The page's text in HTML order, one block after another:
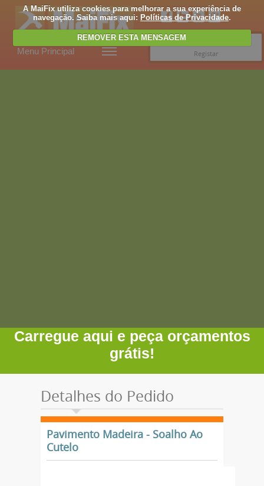
A MaiFix utiliza cookies para melhorar a sua experiência de
navegação. Saiba mais aqui: Políticas de Privacidade.
REMOVER ESTA MENSAGEM
Menu Principal
Registar
Carregue aqui e peça orçamentos
grátis!
Detalhes do Pedido
Pavimento Madeira - Soalho Ao
Cutelo